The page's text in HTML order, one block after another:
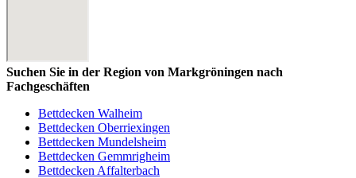
Suchen Sie in der Region von Markgröningen nach
Fachgeschäften
Bettdecken Walheim
Bettdecken Oberriexingen
Bettdecken Mundelsheim
Bettdecken Gemmrigheim
Bettdecken Affalterbach